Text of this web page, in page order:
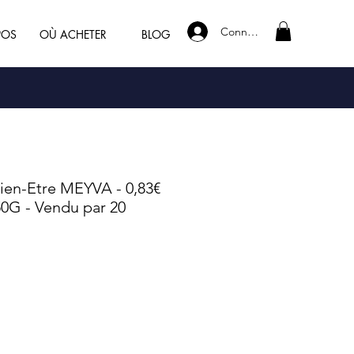
OÙ ACHETER BLOG Connexion
Etre MEYVA - 0,83€
- Vendu par 20